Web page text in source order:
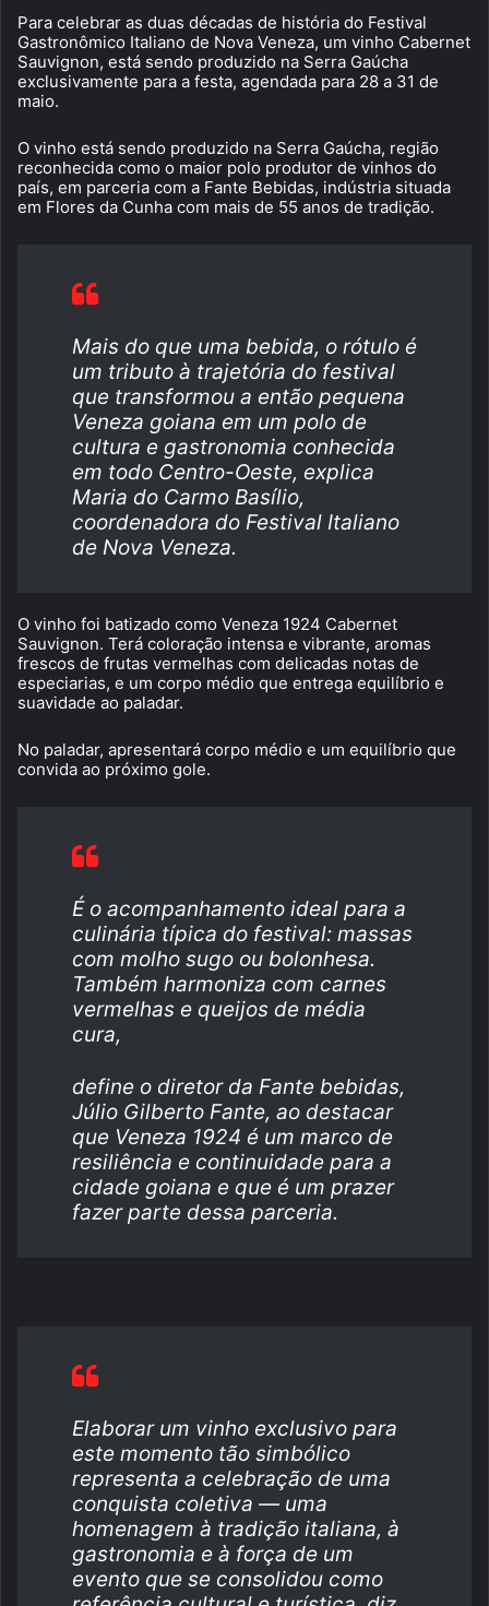
Para celebrar as duas décadas de história do Festival
Gastronômico Italiano de Nova Veneza, um vinho Cabernet
Sauvignon, está sendo produzido na Serra Gaúcha
exclusivamente para a festa, agendada para 28 a 31 de
maio.
O vinho está sendo produzido na Serra Gaúcha, região
reconhecida como o maior polo produtor de vinhos do
país, em parceria com a Fante Bebidas, indústria situada
em Flores da Cunha com mais de 55 anos de tradição.
Mais do que uma bebida, o rótulo é
um tributo à trajetória do festival
que transformou a então pequena
Veneza goiana em um polo de
cultura e gastronomia conhecida
em todo Centro-Oeste, explica
Maria do Carmo Basílio,
coordenadora do Festival Italiano
de Nova Veneza.
O vinho foi batizado como Veneza 1924 Cabernet
Sauvignon. Terá coloração intensa e vibrante, aromas
frescos de frutas vermelhas com delicadas notas de
especiarias, e um corpo médio que entrega equilíbrio e
suavidade ao paladar.
No paladar, apresentará corpo médio e um equilíbrio que
convida ao próximo gole.
É o acompanhamento ideal para a
culinária típica do festival: massas
com molho sugo ou bolonhesa.
Também harmoniza com carnes
vermelhas e queijos de média
cura,
define o diretor da Fante bebidas,
Júlio Gilberto Fante, ao destacar
que Veneza 1924 é um marco de
resiliência e continuidade para a
cidade goiana e que é um prazer
fazer parte dessa parceria.
Elaborar um vinho exclusivo para
este momento tão simbólico
representa a celebração de uma
conquista coletiva — uma
homenagem à tradição italiana, à
gastronomia e à força de um
evento que se consolidou como